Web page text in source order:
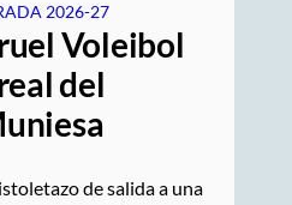
2026-27
Voleibol
del
de salida a una